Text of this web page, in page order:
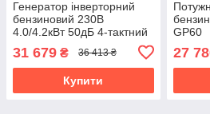
Генератор інверторний
бензиновий 230В
4.0/4.2кВт 50дБ 4-тактний
(5710661)
31 679 ₴ 36 413 ₴
Купити
GP60
27